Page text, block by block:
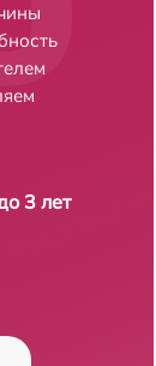
3 лет